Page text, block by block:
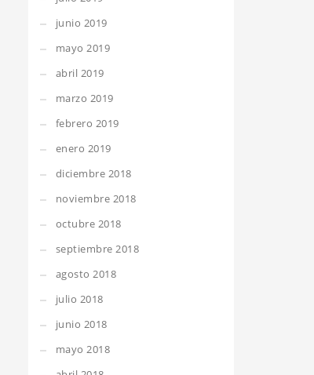
junio 2019
mayo 2019
abril 2019
marzo 2019
febrero 2019
enero 2019
diciembre 2018
noviembre 2018
octubre 2018
septiembre 2018
agosto 2018
julio 2018
junio 2018
mayo 2018